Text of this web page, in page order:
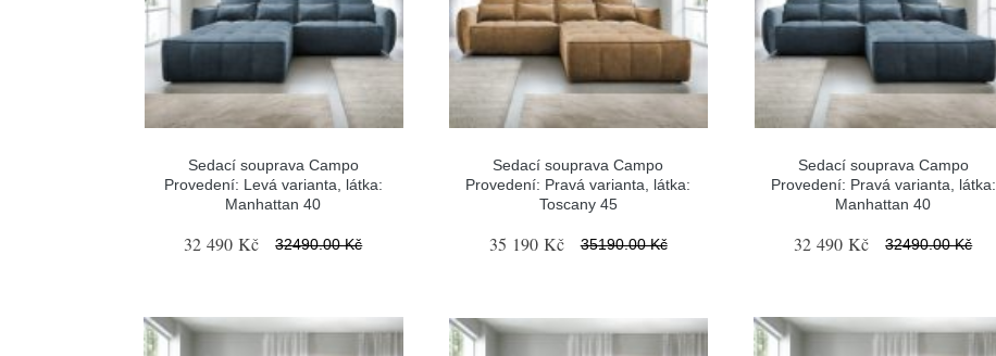
Sedací souprava Campo
Provedení: Levá varianta, látka:
Manhattan 40
32 490 Kč 32490.00 Kč
Sedací souprava Campo
Provedení: Pravá varianta, látka:
Toscany 45
35 190 Kč 35190.00 Kč
Sedací souprava Campo
Provedení: Pravá varianta, látka:
Manhattan 40
32 490 Kč 32490.00 Kč